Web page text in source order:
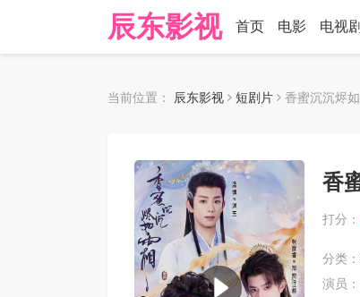
辰东影视 首页 电影 电视剧
当前位置： 辰东影视 短剧片 香蜜沉沉烬
香
打分：
分类：
演员：